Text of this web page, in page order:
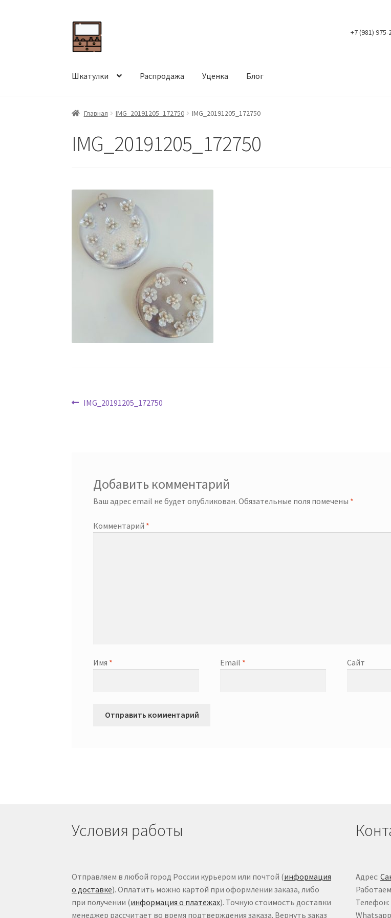
Перейти
к
навигации
Перейти
к
содержимому
+7 (981) 975-
Шкатулки Распродажа Уценка Блог
Главная IMG_20191205_172750 IMG_20191205_172750
IMG_20191205_172750
Навигация
Предыдущая
IMG_20191205_172750
Добавить комментарий
Ваш адрес email не будет опубликован. Обязательные поля помечены *
Комментарий *
Имя * Email * Сайт
Условия работы
Отправляем в любой город России курьером или почтой (информация
о доставке). Оплатить можно картой при оформлении заказа, либо
при получении (информация о платежах). Точную стоимость доставки
менеджер рассчитает во время подтверждения заказа. Вернуть заказ
Адрес:
Телефон: